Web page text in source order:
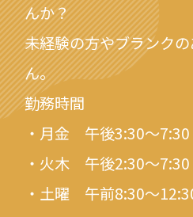
んか？
未経験の方やブランク
ん。
勤務時間
・月金 午後3:30～7:30
・火木 午後2:30～7:30
・土曜 午前8:30～